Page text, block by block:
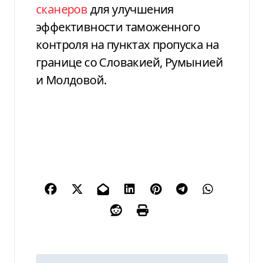
сканеровдля улучшения
эффективности таможенного
контроля на пунктах пропуска на
границе со Словакией, Румынией
и Молдовой.